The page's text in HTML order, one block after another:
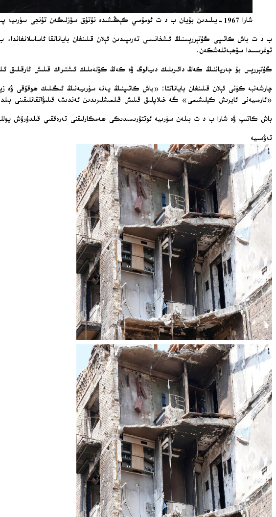
شارا 1967-يىلىدىن بۇيان ب د ت ئومۇمىي كېڭىشىدە نۇتۇق سۆزلىگەن تۇنجى سۈرىيە پىرېزىدېنتى بولدى. / Reuters
ب د ت باش كاتىپى گۇتېررېسنىڭ ئىشخانىسى تەرىپىدىن ئېلان قىلىنغان باياناتقا
توغرىسىدا سۆھبەتلەشكەن.
گۇتېررېس بۇ جەرياننىڭ كەڭ دائىرىلىك دىيالوگ ۋە كەڭ كۆلەملىك ئىشتىراك قىلىش
«ئارمىيەنى ئايرىش كېلىشىمى» گە خىلاپلىق قىلىش قىلمىشلىرىدىن ئەندىشە قىلىۋاتقانلىقىنى
باش كاتىپ ۋە شارا ب د ت بىلەن سۈرىيە ئوتتۇرىسىدىكى ھەمكارلىقنى تەرەققىي قىلدۇرۇش
تەۋسىيە